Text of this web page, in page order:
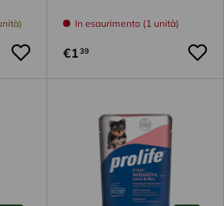
In esaurimento (1 unità)
€139